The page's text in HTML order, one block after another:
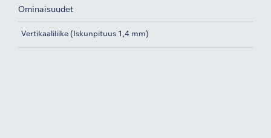
Ominaisuudet
Vertikaaliliike (Iskunpituus 1,4 mm)